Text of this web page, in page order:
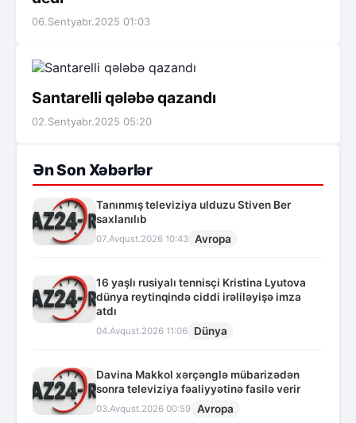
06.Sentyabr.2025 01:03
Santarelli qələbə qazandı
02.Sentyabr.2025 05:20
Ən Son Xəbərlər
Tanınmış televiziya ulduzu Stiven Ber
saxlanılıb
07.Avqust.2026 10:43 Avropa
16 yaşlı rusiyalı tennisçi Kristina Lyutova
dünya reytinqində ciddi irəliləyişə imza
atdı
04.Avqust.2026 11:06 Dünya
Davina Makkol xərçənglə mübarizədən
sonra televiziya fəaliyyətinə fasilə verir
03.Avqust.2026 00:59 Avropa